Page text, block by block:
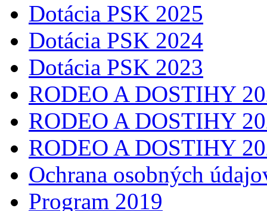
Dotácia PSK 2025
Dotácia PSK 2024
Dotácia PSK 2023
RODEO A DOSTIHY
RODEO A DOSTIHY
RODEO A DOSTIHY
Ochrana osobných
Program 2019